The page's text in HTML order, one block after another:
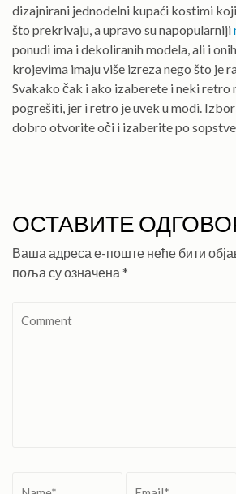
dizajnirani jednodelni kupaći kostimi
što prekrivaju, a upravo su napopularniji
ponudi ima i dekoliranih modela, ali i
krojevima imaju više izreza nego što je
Svakako čak i ako izaberete i neki retro
pogrešiti, jer i retro je uvek u modi. Izbor
dobro otvorite oči i izaberite po
ОСТАВИТЕ
Ваша адреса е-поште неће бити
поља су означена *